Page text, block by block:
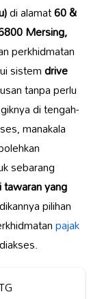
di alamat60 &
Mersing,
perkhidmatan
sistemdrive
tanpa perlu
di tengah-
manakala
sebarang
tawaran yang
pilihan
pajak